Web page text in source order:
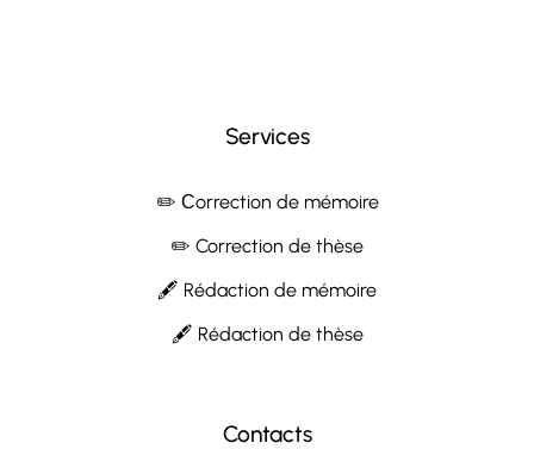
Services
✏️ Сorrection de mémoire
✏️ Correction de thèse
🖋 Rédaction de mémoire
🖋 Rédaction de thèse
Contacts